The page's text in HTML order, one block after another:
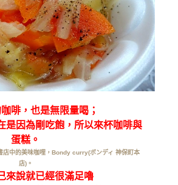
啡，也是無限量喝；
是因為剛吃飽，所以來杯咖啡與
蛋糕。
店中的美味咖哩，Bondy curry(ボンディ 神保町本
店)。
來說就已經很滿足嚕